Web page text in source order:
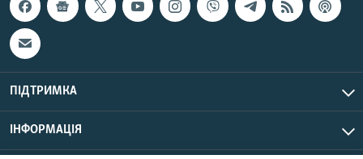
ПІДТРИМКА
ІНФОРМАЦІЯ